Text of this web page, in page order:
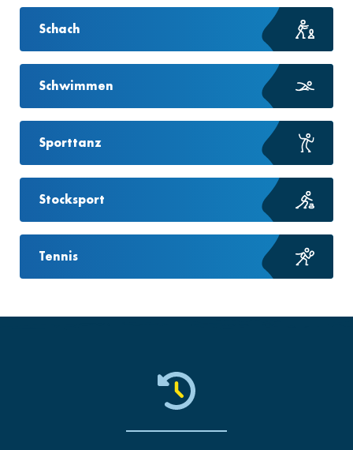
Schach
Schwimmen
Sporttanz
Stocksport
Tennis